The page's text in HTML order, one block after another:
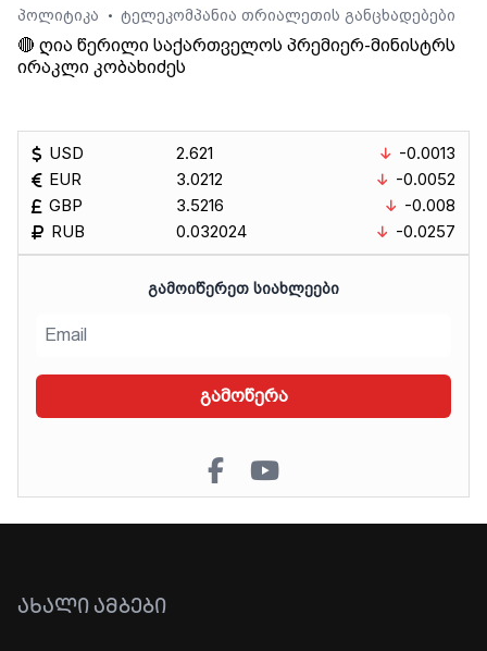
პოლიტიკა
• ტელეკომპანია თრიალეთის განცხადებები
🔴 ღია წერილი საქართველოს პრემიერ-მინისტრს
ირაკლი კობახიძეს
USD
EUR
GBP
RUB
2.621
3.0212
3.5216
0.032024
-0.0013
-0.0052
-0.008
-0.0257
ᲒᲐᲛᲝᲘᲬᲔᲠᲔᲗ ᲡᲘᲐᲮᲚᲔᲔᲑᲘ
გამოწერა
ᲐᲮᲐᲚᲘ ᲐᲛᲑᲔᲑᲘ